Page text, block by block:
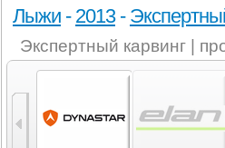
Лыжи - 2013-
Экспертный карвинг |